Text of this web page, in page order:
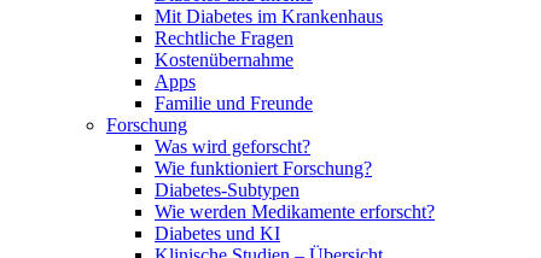
Mit Diabetes im Krankenhaus
Rechtliche Fragen
Kostenübernahme
Apps
Familie und Freunde
Forschung
Was wird geforscht?
Wie funktioniert Forschung?
Diabetes-Subtypen
Wie werden Medikamente erforscht?
Diabetes und KI